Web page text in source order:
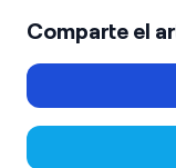
Comparte el